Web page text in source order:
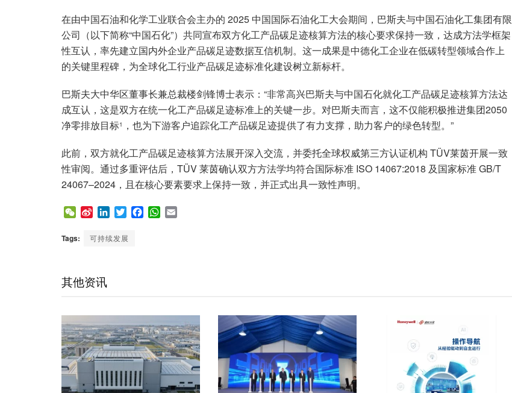
在由中国石油和化学工业联合会主办的 2025 中国国际石油化工大会期间，巴斯夫与中国石油化工集团有限
公司（以下简称“中国石化”）共同宣布双方化工产品碳足迹核算方法的核心要求保持一致，达成方法学框架
性互认，率先建立国内外企业产品碳足迹数据互信机制。这一成果是中德化工企业在低碳转型领域合作上
的关键里程碑，为全球化工行业产品碳足迹标准化建设树立新标杆。
巴斯夫大中华区董事长兼总裁楼剑锋博士表示：“非常高兴巴斯夫与中国石化就化工产品碳足迹核算方法达
成互认，这是双方在统一化工产品碳足迹标准上的关键一步。对巴斯夫而言，这不仅能积极推进集团2050
净零排放目标1
，也为下游客户追踪化工产品碳足迹提供了有力支撑，助力客户的绿色转型。”
此前，双方就化工产品碳足迹核算方法展开深入交流，并委托全球权威第三方认证机构 TÜV莱茵开展一致
性审阅。通过多重评估后，TÜV 莱茵确认双方方法学均符合国际标准 ISO 14067:2018 及国家标准 GB/T
24067–2024，且在核心要素要求上保持一致，并正式出具一致性声明。
W
C
S
n
i
L
n
T
i
F
W
Tags: 可持续发展
其他资讯